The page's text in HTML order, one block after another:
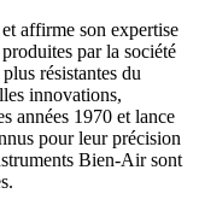
affirme son expertise
par la société
résistantes du
innovations,
années 1970 et lance
pour leur précision
Bien-Air sont